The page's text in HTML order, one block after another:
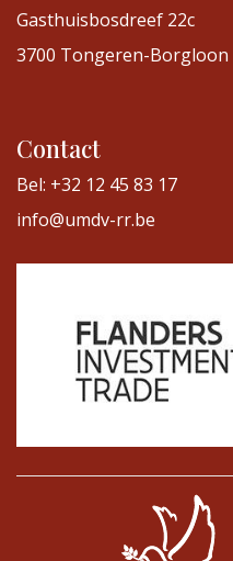
Gasthuisbosdreef 22c
3700 Tongeren-Borgloon
Contact
Bel: +32 12 45 83 17
info@umdv-rr.be